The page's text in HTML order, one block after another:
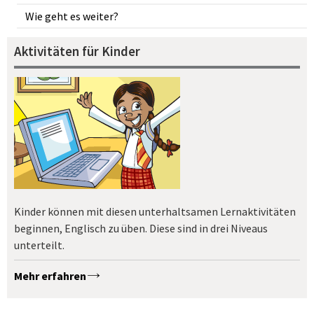
Wie geht es weiter?
Aktivitäten für Kinder
Kinder können mit diesen unterhaltsamen Lernaktivitäten
beginnen, Englisch zu üben. Diese sind in drei Niveaus
unterteilt.
Mehr erfahren